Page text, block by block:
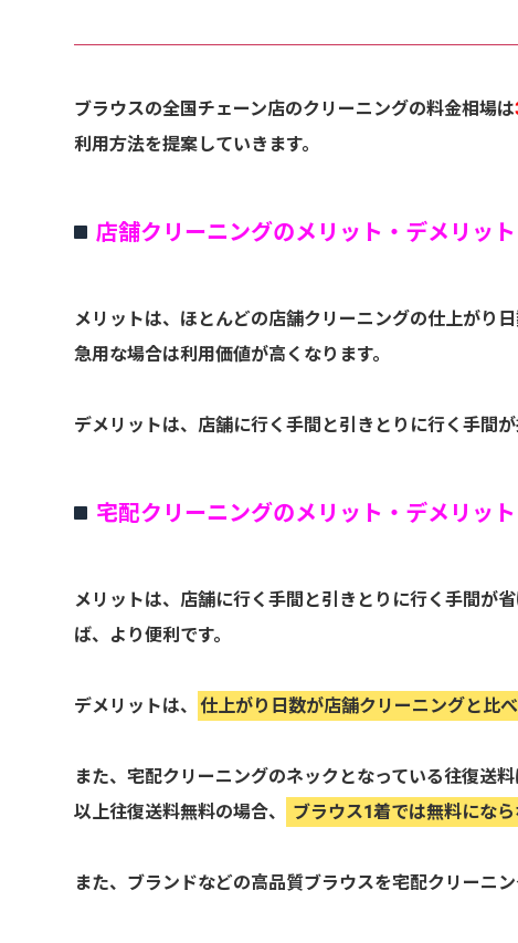
ブラウスの全国チェーン店のクリーニングの料金相場は
利用方法を提案していきます。
店舗クリーニングのメリット・デメリット
メリットは、ほとんどの店舗クリーニングの仕上がり日
急用な場合は利用価値が高くなります。
デメリットは、店舗に行く手間と引きとりに行く手間が
宅配クリーニングのメリット・デメリット
メリットは、店舗に行く手間と引きとりに行く手間が
ば、より便利です。
デメリットは、 仕上がり日数が店舗クリーニングと比
また、宅配クリーニングのネックとなっている往復送
以上往復送料無料の場合、
ブラウス1着では無料にな
また、ブランドなどの高品質ブラウスを宅配クリーニ